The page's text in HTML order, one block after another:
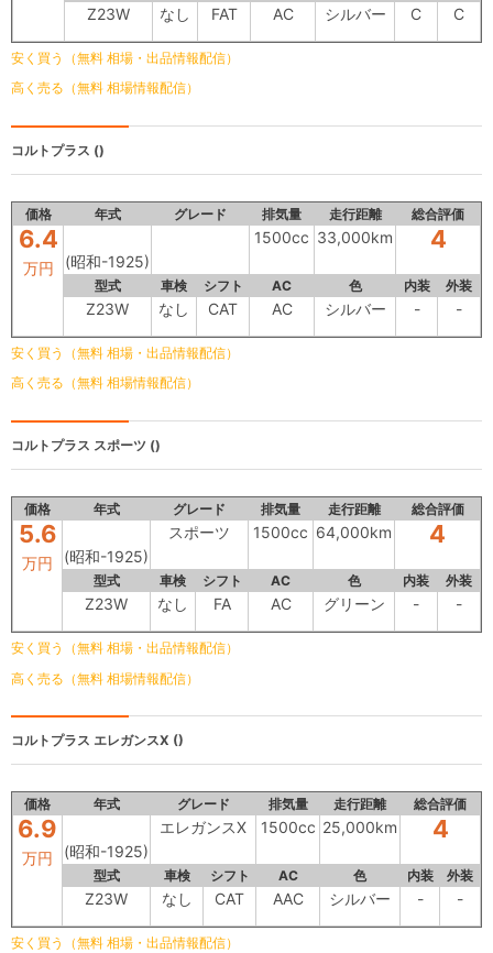
Z23W なし FAT AC シルバー C C
安く買う（無料 相場・出品情報配信）
高く売る（無料 相場情報配信）
コルトプラス ()
価格 年式 グレード 排気量 走行距離 総合評価
6.4
万円 (昭和-1925)
1500cc 33,000km 4
型式 車検 シフト AC 色 内装 外装
Z23W なし CAT AC シルバー - -
安く買う（無料 相場・出品情報配信）
高く売る（無料 相場情報配信）
コルトプラス スポーツ ()
価格 年式 グレード 排気量 走行距離 総合評価
5.6
万円 (昭和-1925)
スポーツ 1500cc 64,000km 4
型式 車検 シフト AC 色 内装 外装
Z23W なし FA AC グリーン - -
安く買う（無料 相場・出品情報配信）
高く売る（無料 相場情報配信）
コルトプラス エレガンスX ()
価格 年式 グレード 排気量 走行距離 総合評価
6.9
万円 (昭和-1925)
エレガンスX 1500cc 25,000km 4
型式 車検 シフト AC 色 内装 外装
Z23W なし CAT AAC シルバー - -
安く買う（無料 相場・出品情報配信）